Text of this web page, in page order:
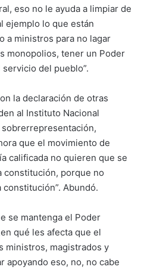
eso no le ayuda a limpiar de
ejemplo lo que están
a ministros para no lagar
monopolios, tener un Poder
del pueblo”.
la declaración de otras
al Instituto Nacional
sobrerrepresentación,
que el movimiento de
calificada no quieren que se
constitución, porque no
Abundó.
se mantenga el Poder
qué les afecta que el
ministros, magistrados y
apoyando eso, no, no cabe